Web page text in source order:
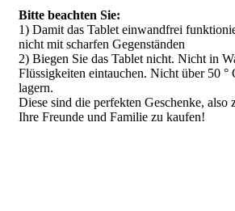
Bitte beachten Sie:
1) Damit das Tablet einwandfrei
nicht mit scharfen Gegenständen
2) Biegen Sie das Tablet nicht. Nicht in
Flüssigkeiten eintauchen. Nicht über 50 °
lagern.
Diese sind die perfekten Geschenke, also
Ihre Freunde und Familie zu kaufen!